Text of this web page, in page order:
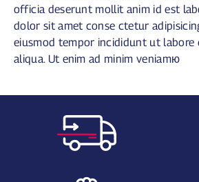
officia deserunt mollit anim id est
dolor sit amet conse ctetur
eiusmod tempor incididunt ut labore
aliqua. Ut enim ad minim veniamю